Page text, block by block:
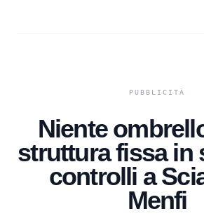
Niente
struttura fissa in
controlli a
Menfi